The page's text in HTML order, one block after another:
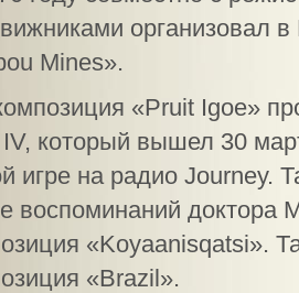
организовал
Mines».
«Pruit Igoe»
который вышел 30
игре на радио Journey.
воспоминаний доктора
«Koyaanisqatsi».
«Brazil».